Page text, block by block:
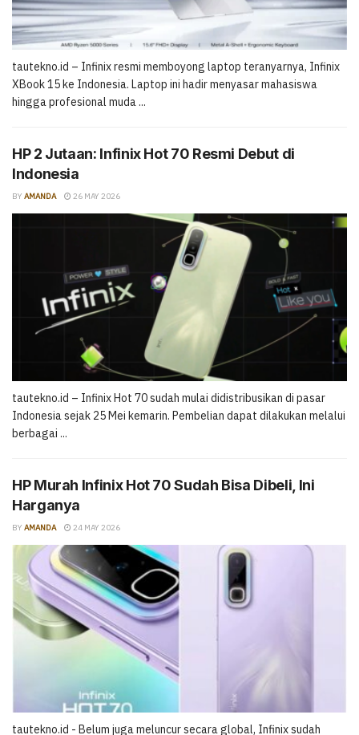
tautekno.id – Infinix resmi memboyong laptop teranyarnya, Infinix
XBook 15 ke Indonesia. Laptop ini hadir menyasar mahasiswa
hingga profesional muda ...
HP 2 Jutaan: Infinix Hot 70 Resmi Debut di
Indonesia
BY AMANDA 26 MAY 2026
tautekno.id – Infinix Hot 70 sudah mulai didistribusikan di pasar
Indonesia sejak 25 Mei kemarin. Pembelian dapat dilakukan melalui
berbagai ...
HP Murah Infinix Hot 70 Sudah Bisa Dibeli, Ini
Harganya
BY AMANDA 24 MAY 2026
tautekno.id - Belum juga meluncur secara global, Infinix sudah